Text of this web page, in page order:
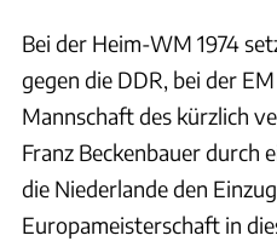
Bei der Heim-WM 1974
gegen die DDR, bei der
Mannschaft des kürzlich
Franz Beckenbauer durch
die Niederlande den
Europameisterschaft in